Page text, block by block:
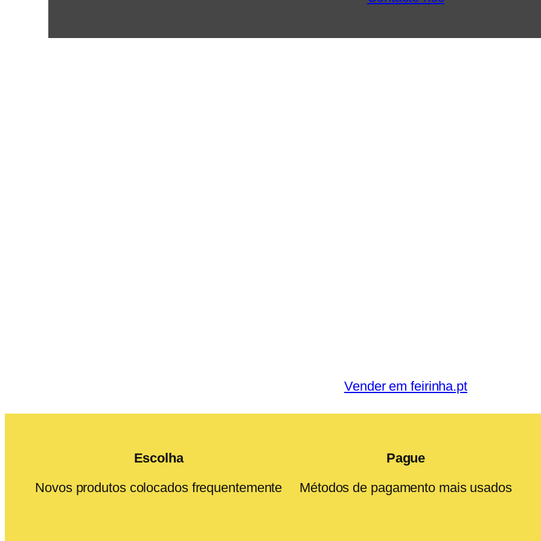
Vender em feirinha.pt
Escolha
Novos produtos colocados frequentemente
Pague
Métodos de pagamento mais usados